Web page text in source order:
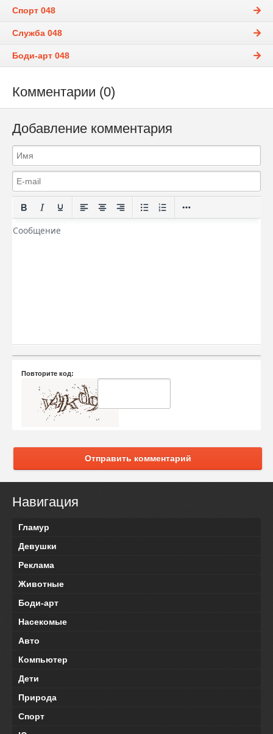
Спорт 048
Служба 048
Боди-арт 048
Комментарии (0)
Добавление комментария
Повторите код:
Отправить комментарий
Навигация
Гламур
Девушки
Реклама
Животные
Боди-арт
Насекомые
Авто
Компьютер
Дети
Природа
Спорт